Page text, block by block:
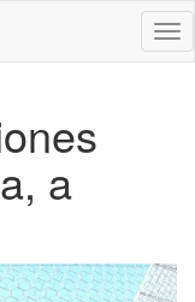
a